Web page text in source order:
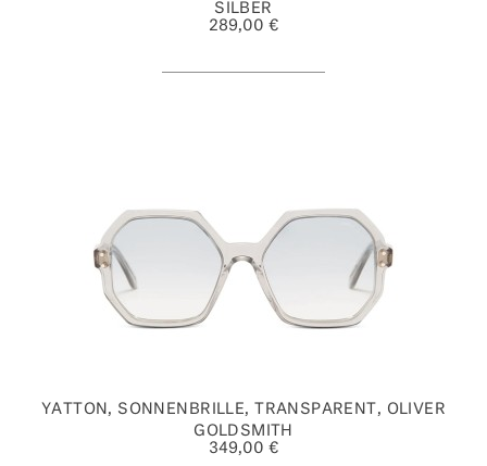
SILBER
289,00 €
YATTON, SONNENBRILLE, TRANSPARENT, OLIVER
GOLDSMITH
349,00 €